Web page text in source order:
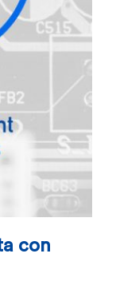
con